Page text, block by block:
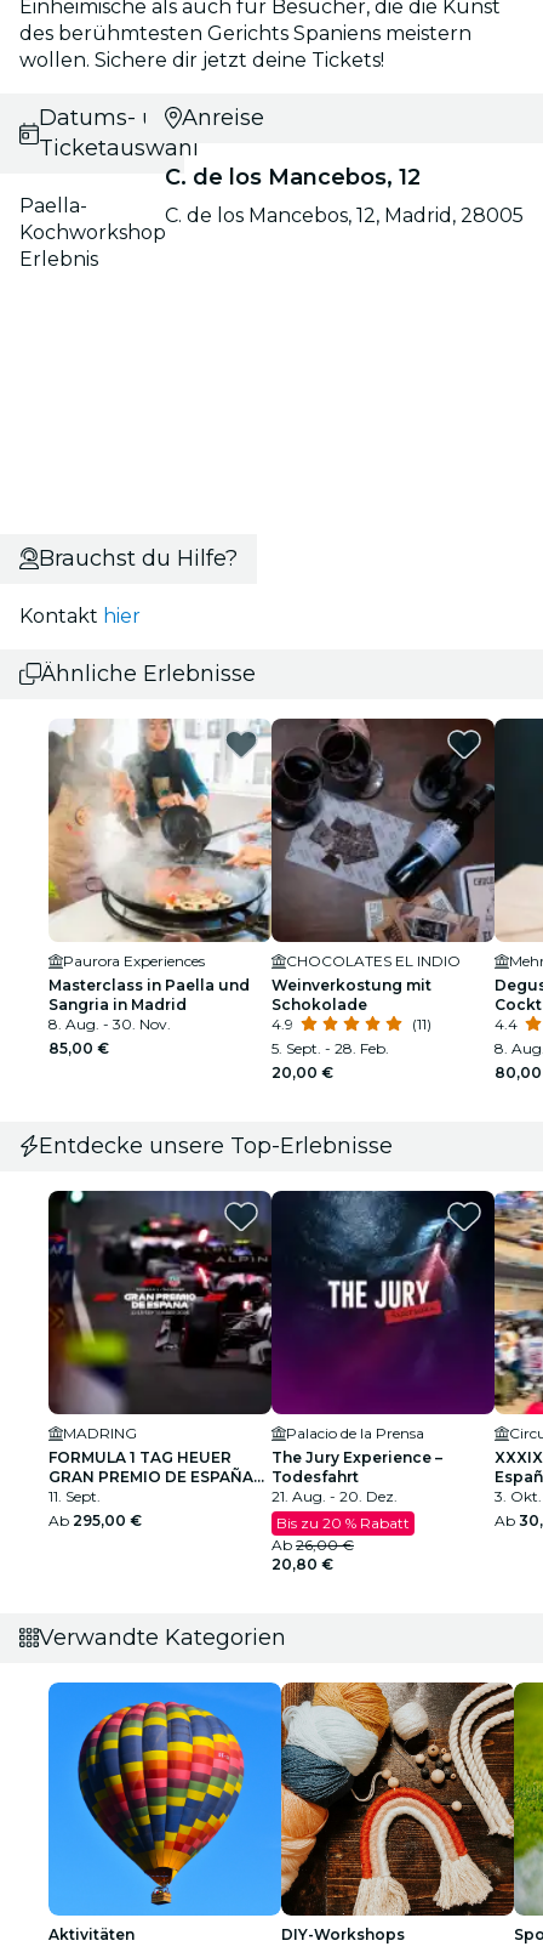
Einheimische als auch für Besucher, die die Kunst
des berühmtesten Gerichts Spaniens meistern
wollen. Sichere dir jetzt deine Tickets!
Datums- und
Ticketauswahl
Paella-
Kochworkshop
Erlebnis
Anreise
C. de los Mancebos, 12
C. de los Mancebos, 12, Madrid, 28005
Brauchst du Hilfe?
Kontakt hier
Ähnliche Erlebnisse
Paurora Experiences
Masterclass in Paella und
Sangria in Madrid
8. Aug. - 30. Nov.
85,00 €
CHOCOLATES EL INDIO
Weinverkostung mit
Schokolade
4.9
(11)
5. Sept. - 28. Feb.
20,00 €
in
4.4
8.
Entdecke unsere Top-Erlebnisse
MADRING
FORMULA 1 TAG HEUER
GRAN PREMIO DE ESPAÑA
2026
11. Sept.
Ab 295,00 €
Palacio de la Prensa
The Jury Experience –
Todesfahrt
21. Aug. - 20. Dez.
Bis zu 20 % Rabatt
Ab 26,00 €
20,80 €
3. Okt.
Ab
Verwandte Kategorien
Aktivitäten DIY-Workshops